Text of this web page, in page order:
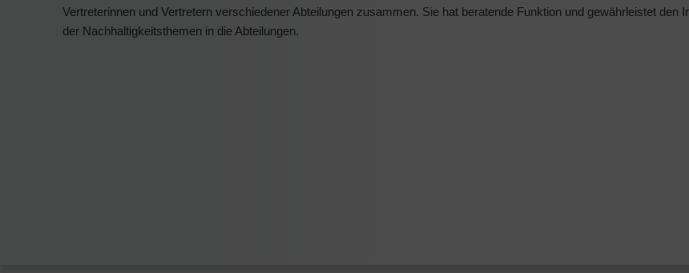
Vertreterinnen und Vertretern verschiedener Abteilungen zusammen. Sie hat beratende Funktion und gewährleistet den
der Nachhaltigkeitsthemen in die Abteilungen.